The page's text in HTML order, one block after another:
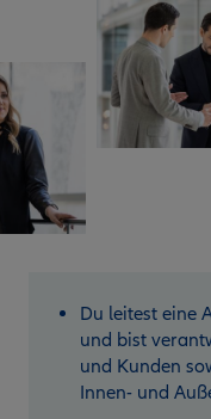
Du leitest eine
und bist
und Kunden
Innen- und